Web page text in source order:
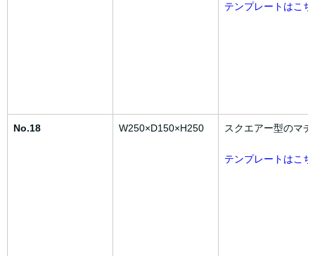
テンプレートはこ
No.18 W250×D150×H250 スクエアー型のマ
テンプレートはこ